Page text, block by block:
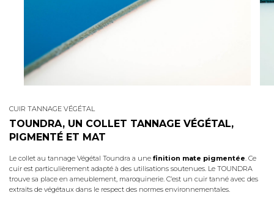
CUIR TANNAGE VÉGÉTAL
TOUNDRA, UN COLLET TANNAGE VÉGÉTAL,
PIGMENTÉ ET MAT
Le collet au tannage Végétal Toundra a une finition mate pigmentée. Ce
cuir est particulièrement adapté à des utilisations soutenues. Le TOUNDRA
trouve sa place en ameublement, maroquinerie. C’est un cuir tanné avec des
extraits de végétaux dans le respect des normes environnementales.